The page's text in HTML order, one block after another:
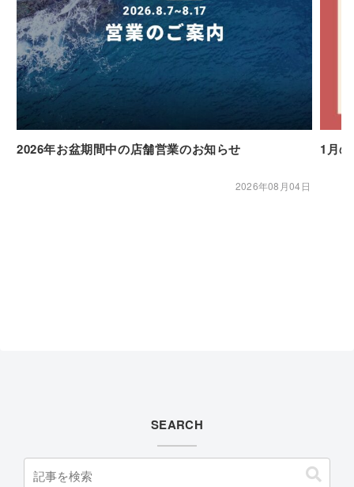
2026年お盆期間中の店舗営業のお知らせ
2026年08月04日
1月
SEARCH